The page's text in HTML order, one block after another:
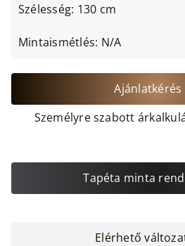
Szélesség: 130 cm
Mintaismétlés: N/A
Ajánlatkérés
Személyre szabott
Tapéta minta
Elérhető